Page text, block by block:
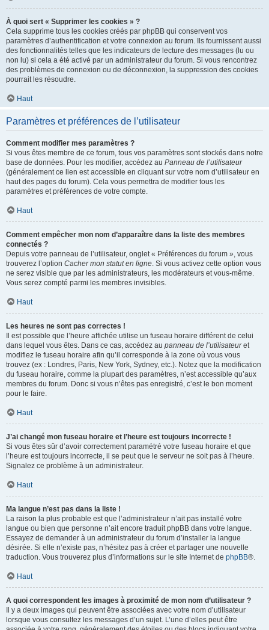
À quoi sert « Supprimer les cookies » ?
Cela supprime tous les cookies créés par phpBB qui conservent vos
paramètres d’authentification et votre connexion au forum. Ils fournissent aussi
des fonctionnalités telles que les indicateurs de lecture des messages (lu ou
non lu) si cela a été activé par un administrateur du forum. Si vous rencontrez
des problèmes de connexion ou de déconnexion, la suppression des cookies
pourrait les résoudre.
Haut
Paramètres et préférences de l’utilisateur
Comment modifier mes paramètres ?
Si vous êtes membre de ce forum, tous vos paramètres sont stockés dans notre
base de données. Pour les modifier, accédez au Panneau de l’utilisateur
(généralement ce lien est accessible en cliquant sur votre nom d’utilisateur en
haut des pages du forum). Cela vous permettra de modifier tous les
paramètres et préférences de votre compte.
Haut
Comment empêcher mon nom d’apparaître dans la liste des membres
connectés ?
Depuis votre panneau de l’utilisateur, onglet « Préférences du forum », vous
trouverez l’option Cacher mon statut en ligne. Si vous activez cette option vous
ne serez visible que par les administrateurs, les modérateurs et vous-même.
Vous serez compté parmi les membres invisibles.
Haut
Les heures ne sont pas correctes !
Il est possible que l’heure affichée utilise un fuseau horaire différent de celui
dans lequel vous êtes. Dans ce cas, accédez au panneau de l’utilisateuret
modifiez le fuseau horaire afin qu’il corresponde à la zone où vous vous
trouvez (ex : Londres, Paris, New York, Sydney, etc.). Notez que la modification
du fuseau horaire, comme la plupart des paramètres, n’est accessible qu’aux
membres du forum. Donc si vous n’êtes pas enregistré, c’est le bon moment
pour le faire.
Haut
J’ai changé mon fuseau horaire et l’heure est toujours incorrecte !
Si vous êtes sûr d’avoir correctement paramétré votre fuseau horaire et que
l’heure est toujours incorrecte, il se peut que le serveur ne soit pas à l’heure.
Signalez ce problème à un administrateur.
Haut
Ma langue n’est pas dans la liste !
La raison la plus probable est que l’administrateur n’ait pas installé votre
langue ou bien que personne n’ait encore traduit phpBB dans votre langue.
Essayez de demander à un administrateur du forum d’installer la langue
désirée. Si elle n’existe pas, n’hésitez pas à créer et partager une nouvelle
traduction. Vous trouverez plus d’informations sur le site Internet de phpBB®.
Haut
A quoi correspondent les images à proximité de mon nom d’utilisateur ?
Il y a deux images qui peuvent être associées avec votre nom d’utilisateur
lorsque vous consultez les messages d’un sujet. L’une d’elles peut être